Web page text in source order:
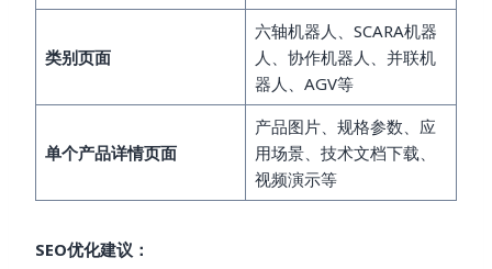
类别页面
六轴机器人、SCARA机器
人、协作机器人、并联机
器人、AGV等
单个产品详情页面
产品图片、规格参数、应
用场景、技术文档下载、
视频演示等
SEO优化建议：